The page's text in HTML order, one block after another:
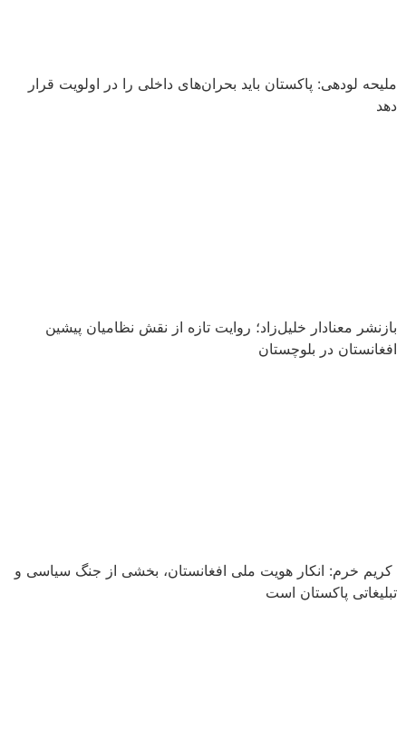
ملیحه لودهی: پاکستان باید بحران‌های داخلی را در اولویت قرار
دهد
بازنشر معنادار خلیل‌زاد؛ روایت تازه از نقش نظامیان پیشین
افغانستان در بلوچستان
‏کریم خرم: انکار هویت ملی افغانستان، بخشی از جنگ سیاسی و
تبلیغاتی پاکستان است